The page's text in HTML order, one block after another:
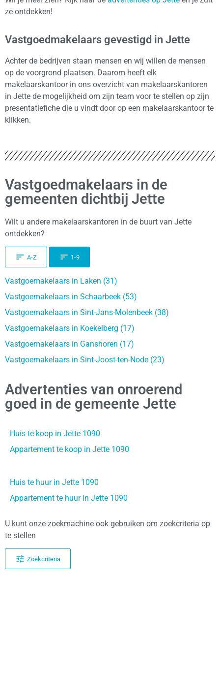
ze ontdekken!
Vastgoedmakelaars gevestigd in Jette
Achter de bedrijven staan mensen en wij willen de mensen
op de voorgrond plaatsen. Daarom heeft elk
makelaarskantoor in ons overzicht van makelaarskantoren
in Jette de mogelijkheid om zijn team voor te stellen op zijn
presentatiefiche die u vindt door op een makelaarskantoor te
klikken.
Vastgoedmakelaars in de
gemeenten dichtbij Jette
Wilt u andere makelaarskantoren in de buurt van Jette
ontdekken?
A-Z 1-9
Vastgoemakelaars in Laken (31)
Vastgoemakelaars in Schaarbeek (53)
Vastgoemakelaars in Sint-Jans-Molenbeek (38)
Vastgoemakelaars in Koekelberg (17)
Vastgoemakelaars in Ganshoren (17)
Vastgoemakelaars in Sint-Joost-ten-Node (23)
Advertenties van onroerend
goed in de gemeente Jette
Huis te koop in Jette 1090
Appartement te koop in Jette 1090
Huis te huur in Jette 1090
Appartement te huur in Jette 1090
U kunt onze zoekmachine ook gebruiken om zoekcriteria op
te stellen
Zoekcriteria